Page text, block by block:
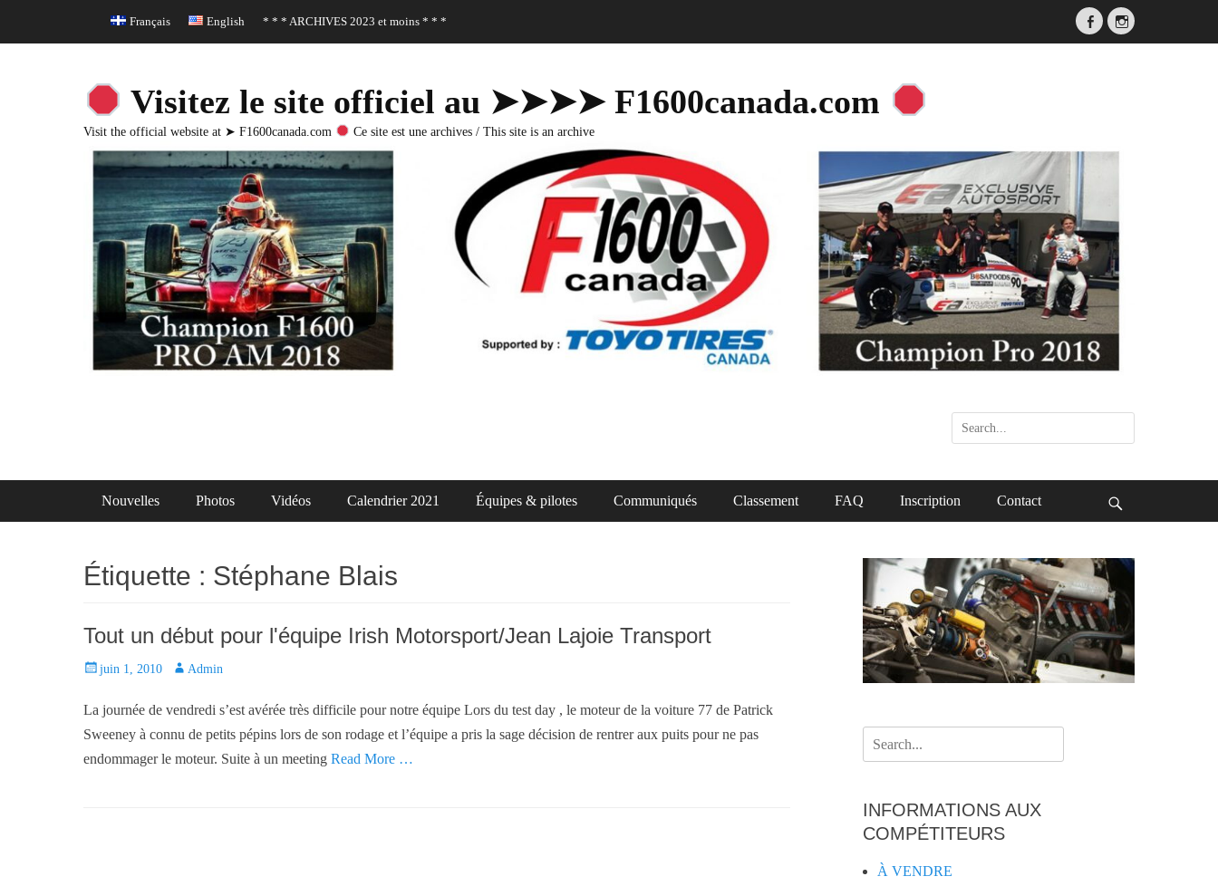
Header Top Menu
Skip Français English * * * ARCHIVES 2023 et moins * * *
FacebookInstagram
Visitez le site officiel au ➤➤➤➤ F1600canada.com
Visit the official website at ➤ F1600canada.com Ce site est une archives / This site is an archive
Search
for:
Primary Menu
Skip
Nouvelles Photos Vidéos Calendrier 2021 Équipes & pilotes Communiqués Classement FAQ Inscription Contact
Étiquette : Stéphane Blais
Tout un début pour l'équipe Irish Motorsport/Jean Lajoie Transport
P
t
juin 1, 2010
A
t
h
Admin
La journée de vendredi s’est avérée très difficile pour notre équipe Lors du test day , le moteur de la voiture 77 de Patrick
Sweeney à connu de petits pépins lors de son rodage et l’équipe a pris la sage décision de rentrer aux puits pour ne pas
endommager le moteur. Suite à un meeting Read More …
Search
for:
INFORMATIONS AUX
COMPÉTITEURS
À VENDRE